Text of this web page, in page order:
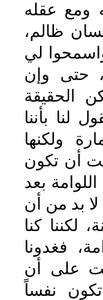
ومع عقله
ظالم،
لي
حتى وإن
الحقيقة
لنا بأننا
ولكنها
أن تكون
بعد
بد من أن
لكننا كنا
فغدونا
على أن
نفساً